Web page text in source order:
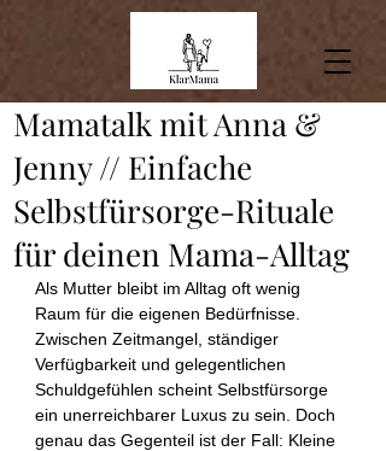
Mamatalk mit Anna &
Jenny // Einfache
Selbstfürsorge-Rituale
für deinen Mama-Alltag
Als Mutter bleibt im Alltag oft wenig
Raum für die eigenen Bedürfnisse.
Zwischen Zeitmangel, ständiger
Verfügbarkeit und gelegentlichen
Schuldgefühlen scheint Selbstfürsorge
ein unerreichbarer Luxus zu sein. Doch
genau das Gegenteil ist der Fall: Kleine